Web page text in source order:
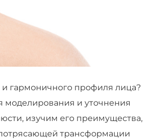
гармоничного профиля лица?
и уточнения
изучим его преимущества,
трансформации